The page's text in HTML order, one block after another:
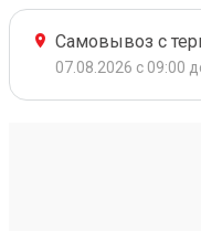
Самовывоз с
07.08.2026 с 09:00